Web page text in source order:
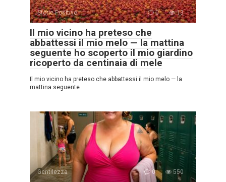
Storie Positive 0 13
Il mio vicino ha preteso che
abbattessi il mio melo — la mattina
seguente ho scoperto il mio giardino
ricoperto da centinaia di mele
Il mio vicino ha preteso che abbattessi il mio melo — la
mattina seguente
Gentilezza 0 550